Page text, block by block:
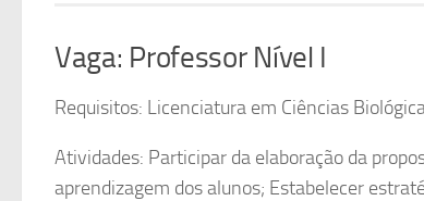
Vaga: Professor Nível I
Requisitos: Licenciatura em Ciências
Atividades: Participar da elaboração da
aprendizagem dos alunos; Estabelecer